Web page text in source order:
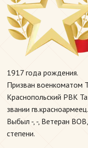
1917 года рождения.
Призван военкоматом
Краснопольский РВК
звании гв.красноармеец.
Выбыл -, -, Ветеран
степени.